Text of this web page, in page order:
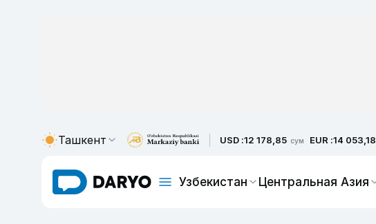
Ташкент USD :12 178,85 сум EUR :14 053,18
Узбекистан Центральная Азия